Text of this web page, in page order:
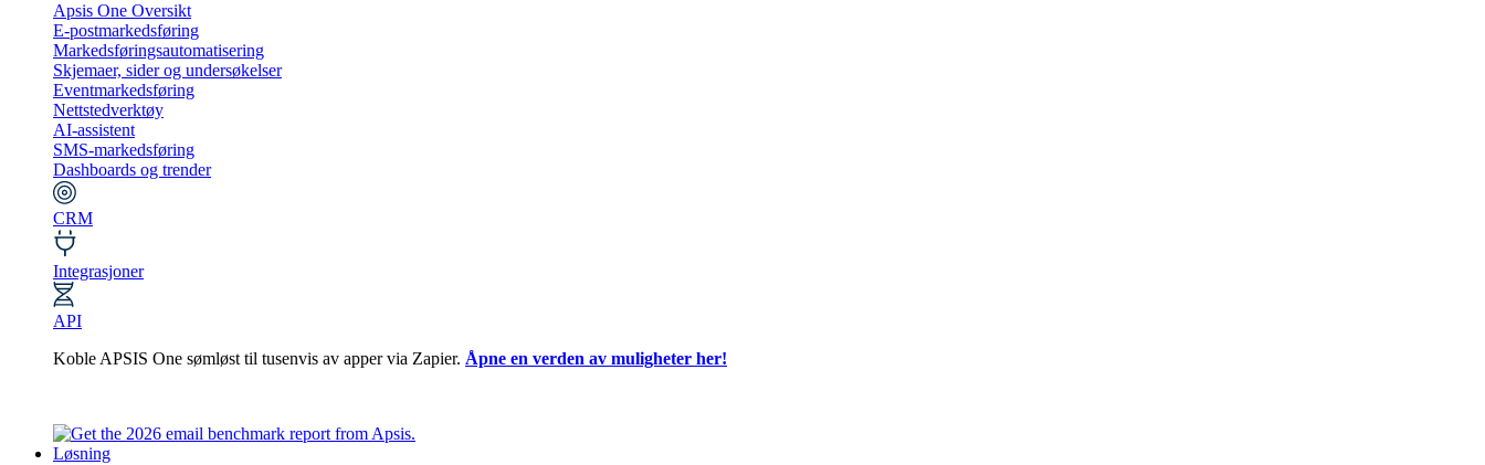
Apsis One Oversikt
E-postmarkedsføring
Markedsføringsautomatisering
Skjemaer, sider og undersøkelser
Eventmarkedsføring
Nettstedverktøy
AI-assistent
SMS-markedsføring
Dashboards og trender
CRM
Integrasjoner
API
Koble APSIS One sømløst til tusenvis av apper via Zapier. Åpne en verden av muligheter her!
Løsning